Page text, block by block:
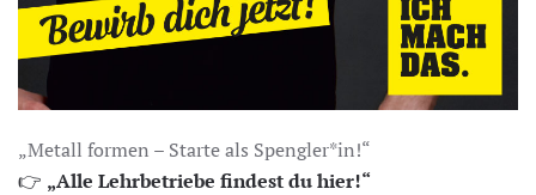
„Metall formen – Starte als Spengler*in!“
👉 „Alle Lehrbetriebe findest du hier!“